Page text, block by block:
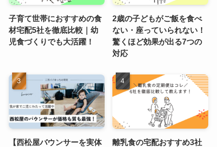
子育て世帯におすすめの食
材宅配5社を徹底比較｜幼
児食づくりでも大活躍！
2歳の子どもがご飯を食べ
ない・座っていられない！
驚くほど効果が出る7つの
対応
【西松屋バウンサーを実体
離乳食の宅配おすすめ3社